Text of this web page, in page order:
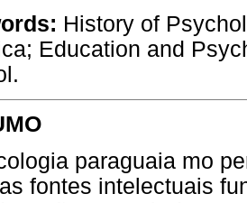
History of
Education and
paraguaia mo
fontes intelectuais